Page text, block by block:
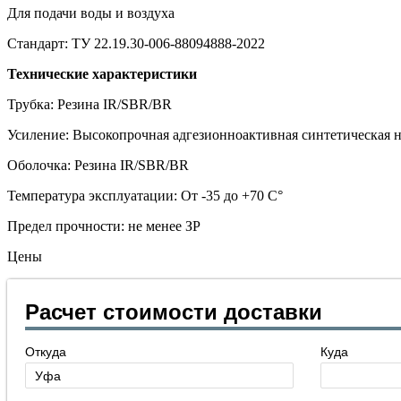
Для подачи воды и воздуха
Стандарт: ТУ 22.19.30-006-88094888-2022
Технические характеристики
Трубка: Резина IR/SBR/BR
Усиление: Высокопрочная адгезионноактивная синтетическая
Оболочка: Резина IR/SBR/BR
Температура эксплуатации: От -35 до +70 С°
Предел прочности: не менее ЗР
Цены
Расчет стоимости доставки
Откуда Куда